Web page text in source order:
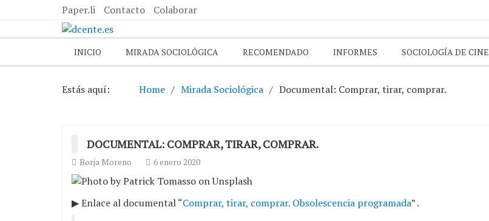
Paper.li Contacto Colaborar
INICIO MIRADA SOCIOLÓGICA RECOMENDADO INFORMES SOCIOLOGÍA DE CINE
Estás aquí: Home Mirada Sociológica Documental: Comprar, tirar, comprar.
DOCUMENTAL: COMPRAR, TIRAR, COMPRAR.
Borja Moreno 6 enero 2020
▶ Enlace al documental “Comprar, tirar, comprar. Obsolescencia programada” .